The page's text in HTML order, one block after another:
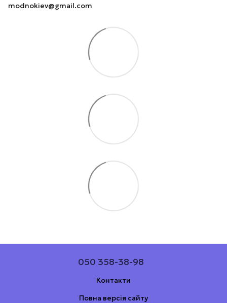
modnokiev@gmail.com
050 358-38-98
Контакти
Повна версія сайту